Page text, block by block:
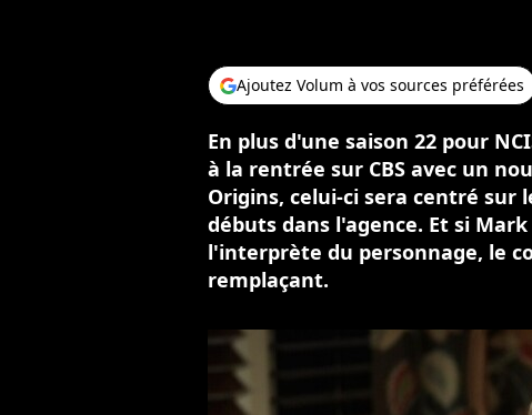
Ajoutez Volum à vos sources préférées
En plus d'une saison 22 pour
à la rentrée sur CBS avec un
Origins, celui-ci sera centré sur
débuts dans l'agence. Et si
l'interprète du personnage, le
remplaçant.